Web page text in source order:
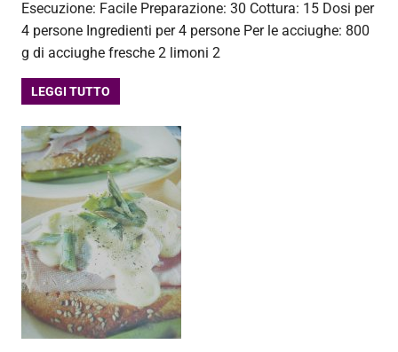
Esecuzione: Facile Preparazione: 30 Cottura: 15 Dosi per
4 persone Ingredienti per 4 persone Per le acciughe: 800
g di acciughe fresche 2 limoni 2
LEGGI TUTTO